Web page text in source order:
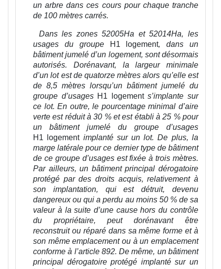
un arbre dans ces cours pour chaque tranche
de 100 mètres carrés.
Dans les zones 52005Ha et 52014Ha, les
usages du groupe
H1 logement,dans un
bâtiment jumelé d’un logement, sont désormais
autorisés. Dorénavant, la largeur minimale
d’un lot est de quatorze mètres alors qu’elle est
de 8,5 mètres lorsqu’un bâtiment jumelé du
groupe d’usages H1 logements’implante sur
ce lot. En outre, le pourcentage minimal d’aire
verte est réduit à 30 % et est établi à 25 % pour
un bâtiment jumelé du groupe d’usages
H1 logement implanté sur un lot. De plus, la
marge latérale pour ce dernier type de bâtiment
de ce groupe d’usages est fixée à trois mètres.
Par ailleurs, un bâtiment principal dérogatoire
protégé par des droits acquis, relativement à
son implantation, qui est détruit, devenu
dangereux ou qui a perdu au moins 50 % de sa
valeur à la suite d’une cause hors du contrôle
du propriétaire, peut dorénavant être
reconstruit ou réparé dans sa même forme et à
son même emplacement ou à un emplacement
conforme à l’article 892. De même, un bâtiment
principal dérogatoire protégé implanté sur un